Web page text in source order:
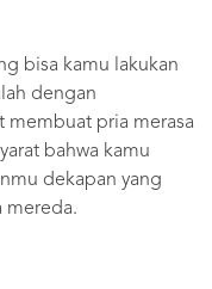
bisa kamu lakukan
dengan
membuat pria merasa
bahwa kamu
dekapan yang
mereda.